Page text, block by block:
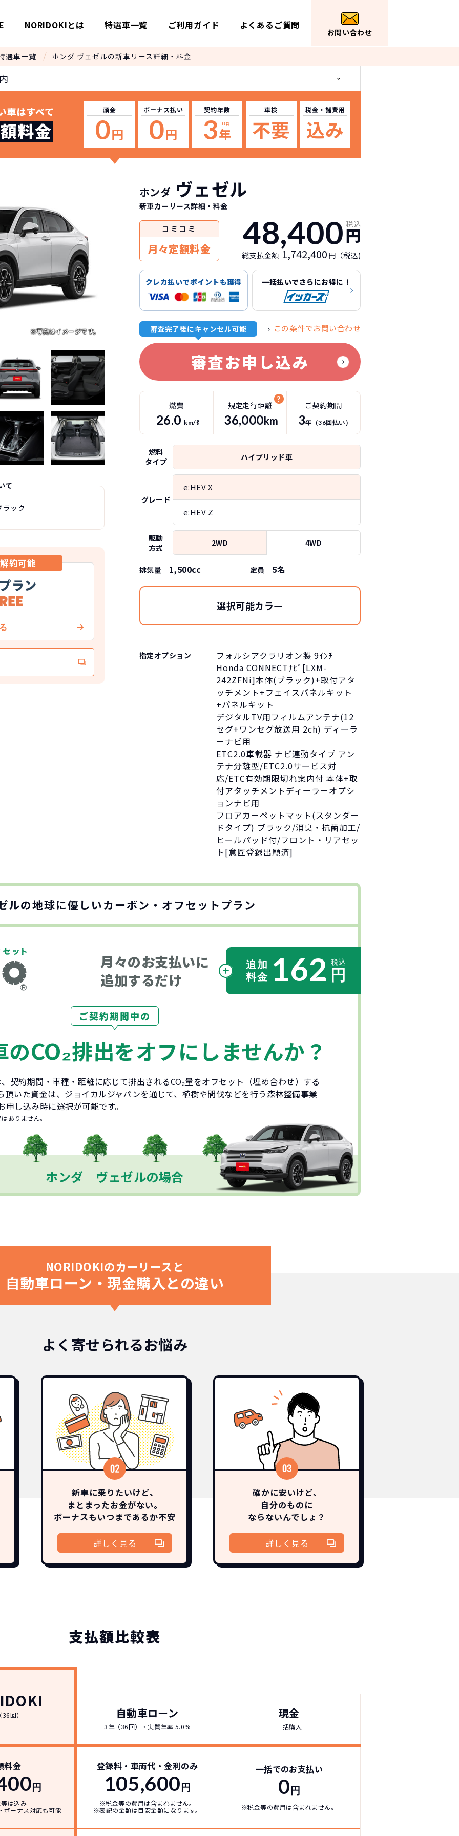
NORIDOKIとは 特選車一覧 ご利用ガイド よくあるご質問
お問い合わせ
選車一覧 ホンダ ヴェゼルの新車リース詳細・料金
頭金
0円
ボーナス払い
0円
契約年数
3年
36回
車検
不要
税金 ・諸費用
込み
ホンダ ヴェゼル
新車カーリース詳細 ・料金
コミ コミ
月々定額料金 48,400 税込
円
総支払金額 1,742,400 円（税込)
クレカ払いでポイントも獲得 一括払いでさらにお得に！
審査完了後にキャンセル可能 この条件でお問い合わせ
審査お申し込み
燃費
26.0 km/ℓ
規定走行距離
36,000km
ご契約期間
3年（36回払い）
燃料
タイプ
ハイブリッド車
グレード
e:HEV X
e:HEV Z
駆動
方式
2WD 4WD
排気量 1,500cc 定員 5名
選択可能カラー
指定オプション
フォルシアクラリオン製 9ｲﾝﾁ
Honda CONNECTﾅﾋﾞ[LXM-
242ZFNi]本体(ブラック)+取付アタ
ッチメント+フェイスパネルキット
+パネルキット
デジタルTV用フィルムアンテナ(12
セグ+ワンセグ放送用 2ch) ディーラ
ーナビ用
ETC2.0車載器 ナビ連動タイプ アン
テナ分離型/ETC2.0サービス対
応/ETC有効期限切れ案内付 本体+取
付アタッチメントディーラーオプシ
ョンナビ用
フロアカーペットマット(スタンダー
ドタイプ) ブラック/消臭・抗菌加工/
ヒールパッド付/フロント・リアセッ
ト[意匠登録出願済]
て
ック
約可能
ラン
ルの地球に優しいカーボン・オフセットプラン
月々のお支払いに
追加するだけ
162
ご契約期間中の
のCO₂排出をオフにしませんか？
契約期間・車種・距離に応じて排出されるCO₂量をオフセット（埋め合わせ）する
頂いた資金は、ジョイカルジャパンを通じて、植樹や間伐などを行う森林整備事業
し込み時に選択が可能です。
ありません。
ホンダ ヴェゼルの場合
NORIDOKIのカーリースと
自動車ローン・現金購入との違い
よく寄せられるお悩み
新車に乗りたいけど、
まとまったお金がない。
ボーナスもいつまであるか不安
詳しく見る
確かに安いけど、
自分のものに
ならないんでしょ？
詳しく見る
支払額比較表
回） 自動車ローン
3年（36回）・実質年率 5.0%
現金
一括購入
料金
円
は込み
ボーナス対応も可能
登録料・車両代・金利のみ
105,600円
※税金等の費用は含まれません。
※表記の金額は目安金額になります。
一括でのお支払い
0円
※税金等の費用は含まれません。
よりも安くご契約いただけます！
NORIDOKIは高残価設定を実現！
金不要で超低価格！
憧れのクルマが手軽に乗れます！
安さの秘密
短期間だから安心！
NORIDOKIなら短期リースでも安いんです！
心配がありませんし、急なライフスタイルの変化にも対応が可能です。
月々定額料金で安心
なら頭金・ボーナス払い・諸経費・税金など一切不要！
額料金」をお支払いいただくだけでご利用いただけます。